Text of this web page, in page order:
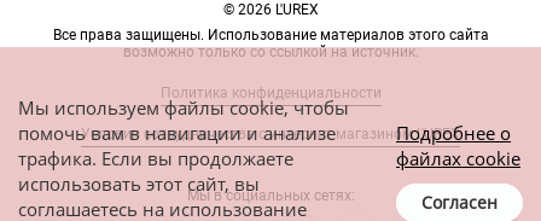
© 2026 L'UREX
Все права защищены. Использование материалов этого сайта
возможно только со ссылкой на источник.
Политика конфиденциальности
Условия сотрудничества с интернет-магазином L'UREX
Мы в социальных сетях:
Мы используем файлы cookie, чтобы
помочь вам в навигации и анализе
трафика. Если вы продолжаете
использовать этот сайт, вы
соглашаетесь на использование
Подробнее о
файлах cookie
Согласен